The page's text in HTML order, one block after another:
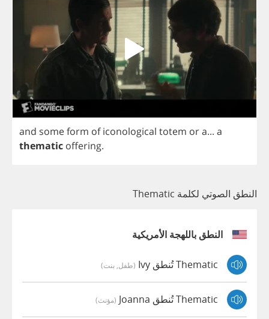
and someform of iconological totem ora... a
thematic offering.
النطق الصوتي لكلمة Thematic
النطق باللهجة الأمريكية
Thematic تُنطق Ivy (طفل, بنت)
Thematic تُنطق Joanna (مؤنث)